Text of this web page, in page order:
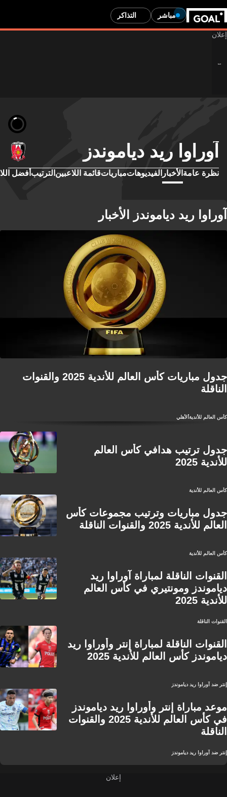
مباشر التذاكر
آوراوا ريد دياموندز
نظرة عامة الأخبار الفيديوهاتمبارياتقائمة اللاعبين الترتيب أفضل
آوراوا ريد دياموندز الأخبار
جدول مباريات كأس العالم للأندية 2025 والقنوات
الناقلة
كأس العالم للأنديةالأهلي
جدول ترتيب هدافي كأس العالم
للأندية 2025
كأس العالم للأندية
جدول مباريات وترتيب مجموعات كأس
العالم للأندية 2025 والقنوات الناقلة
كأس العالم للأندية
القنوات الناقلة لمباراة آوراوا ريد
دياموندز ومونتيري في كأس العالم
للأندية 2025
القنوات الناقلة
القنوات الناقلة لمباراة إنتر وأوراوا ريد
دياموندز كأس العالم للأندية 2025
إنتر ضد آوراوا ريد دياموندز
موعد مباراة إنتر وأوراوا ريد دياموندز
في كأس العالم للأندية 2025 والقنوات
الناقلة
إنتر ضد آوراوا ريد دياموندز